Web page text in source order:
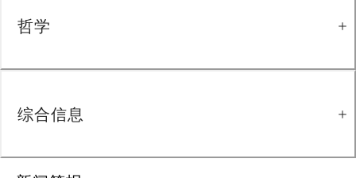
哲学
综合信息